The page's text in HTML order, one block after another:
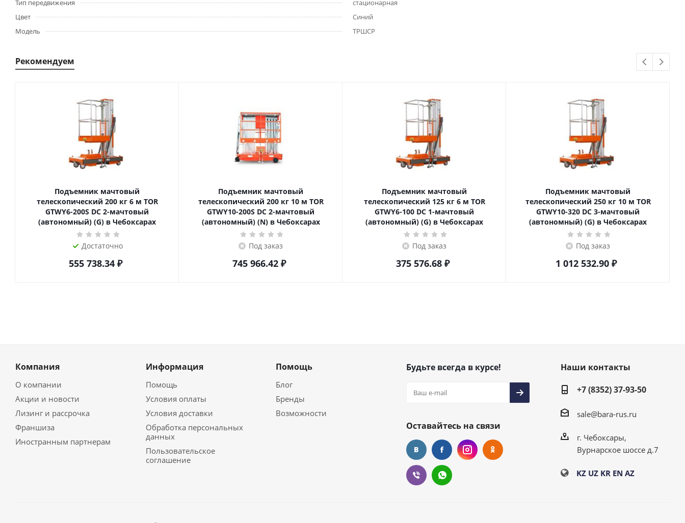
Тип передвижения
стационарная
Цвет
Синий
Модель
ТРШСР
Рекомендуем
Подъемник мачтовый
телескопический 200 кг 6 м TOR
GTWY6-200S DC 2-мачтовый
(автономный) (G) в Чебоксарах
Достаточно
555 738.34₽
Подъемник мачтовый
телескопический 200 кг 10 м TOR
GTWY10-200S DC 2-мачтовый
(автономный) (N) в Чебоксарах
Под заказ
745 966.42₽
Подъемник мачтовый
телескопический 125 кг 6 м TOR
GTWY6-100 DC 1-мачтовый
(автономный) (G) в Чебоксарах
Под заказ
375 576.68₽
Подъемник мачтовый
телескопический 250 кг 10 м TOR
GTWY10-320 DC 3-мачтовый
(автономный) (G) в Чебоксарах
Под заказ
1 012 532.90 ₽
Компания
О компании
Акции и новости
Лизинг и рассрочка
Франшиза
Иностранным партнерам
Информация
Помощь
Условия оплаты
Условия доставки
Обработка персональных
данных
Пользовательское
соглашение
Помощь
Блог
Бренды
Возможности
Будьте всегда в курсе!
Оставайтесь на связи
Наши контакты
+7 (8352) 37-93-50
sale@bara-rus.ru
г. Чебоксары,
Вурнарское шоссе д.7
KZ UZ KR EN AZ